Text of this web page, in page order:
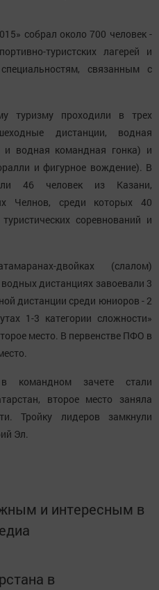
собрал около 700 человек -
туристских лагерей и
связанным с
туризму проходили в трех
дистанции, водная
и водная командная гонка) и
и фигурное вождение). В
46 человек из Казани,
Челнов, среди которых 40
соревнований и
двойках (слалом)
дистанциях завоевали 3
дистанции среди юниоров - 2
1-3 категории сложности»
место. В первенстве ПФО в
командном зачете стали
второе место заняла
Тройку лидеров замкнули
Эл.
и интересным в
в